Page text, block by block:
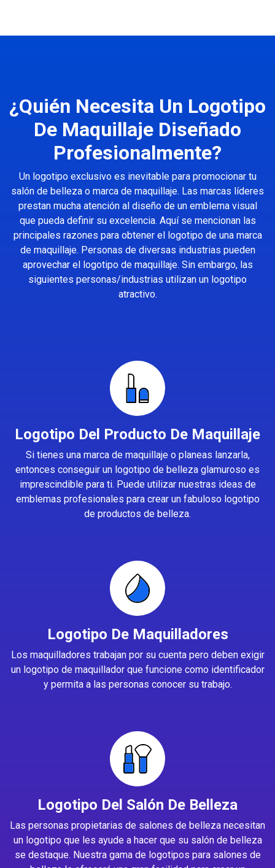
¿Quién Necesita Un Logotipo
De Maquillaje Diseñado
Profesionalmente?
Un logotipo exclusivo es inevitable para promocionar tu
salón de belleza o marca de maquillaje. Las marcas líderes
prestan mucha atención al diseño de un emblema visual
que pueda definir su excelencia. Aquí se mencionan las
principales razones para obtener el logotipo de una marca
de maquillaje. Personas de diversas industrias pueden
aprovechar el logotipo de maquillaje. Sin embargo, las
siguientes personas/industrias utilizan un logotipo
atractivo.
Logotipo Del Producto De Maquillaje
Si tienes una marca de maquillaje o planeas lanzarla,
entonces conseguir un logotipo de belleza glamuroso es
imprescindible para ti. Puede utilizar nuestras ideas de
emblemas profesionales para crear un fabuloso logotipo
de productos de belleza.
Logotipo De Maquilladores
Los maquilladores trabajan por su cuenta pero deben exigir
un logotipo de maquillador que funcione como identificador
y permita a las personas conocer su trabajo.
Logotipo Del Salón De Belleza
Las personas propietarias de salones de belleza necesitan
un logotipo que les ayude a hacer que su salón de belleza
se destaque. Nuestra gama de logotipos para salones de